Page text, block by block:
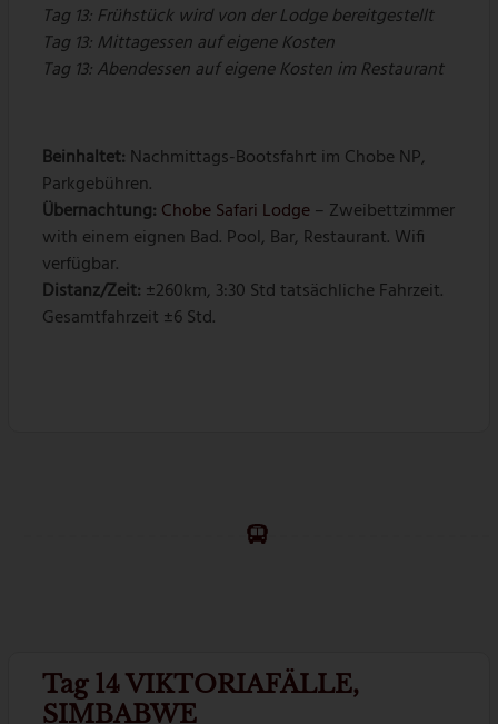
Tag 13: Frühstückwird von der Lodge bereitgestellt
Tag 13:Mittagessen auf eigene Kosten
Tag 13:Abendessen auf eigene Kosten im Restaurant
Beinhaltet: Nachmittags-Bootsfahrt im Chobe NP,
Parkgebühren.
Übernachtung: Chobe Safari Lodge– Zweibettzimmer
with einem eignen Bad. Pool, Bar, Restaurant. Wifi
verfügbar.
Distanz/Zeit: ±260km, 3:30 Std tatsächliche Fahrzeit.
Gesamtfahrzeit ±6 Std.
Tag 14 VIKTORIAFÄLLE,
SIMBABWE